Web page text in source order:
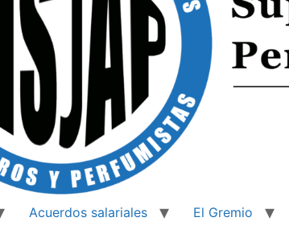
Acuerdos salariales El Gremio